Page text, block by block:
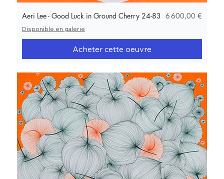
Aeri Lee - Good Luck in Ground Cherry 24-83 Prix
6 600,00 €
Disponible en galerie
Acheter cette oeuvre